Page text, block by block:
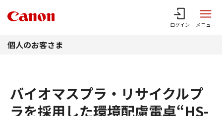
ログイン メニュー
個人のお客さま
バイオマスプラ・リサイクルプ
ラを採用した環境配慮電卓“HS-